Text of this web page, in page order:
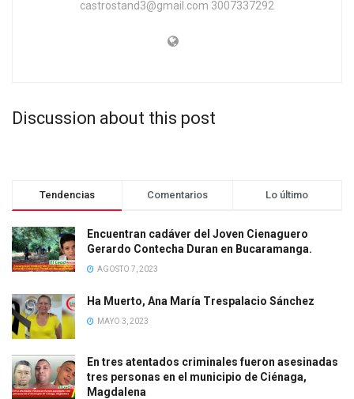
castrostand3@gmail.com 3007337292
Discussion about this post
Tendencias Comentarios Lo último
Encuentran cadáver del Joven Cienaguero
Gerardo Contecha Duran en Bucaramanga.
AGOSTO 7, 2023
Ha Muerto, Ana María Trespalacio Sánchez
MAYO 3, 2023
En tres atentados criminales fueron asesinadas
tres personas en el municipio de Ciénaga,
Magdalena